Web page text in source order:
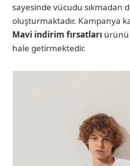
sayesinde vücudu sıkmadan
oluşturmaktadır. Kampanya
Mavi indirim fırsatları ürünü
hale getirmektedir.